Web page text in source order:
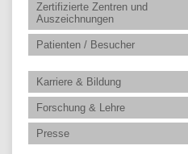
Zertifizierte Zentren und
Auszeichnungen
Patienten / Besucher
Karriere & Bildung
Forschung & Lehre
Presse